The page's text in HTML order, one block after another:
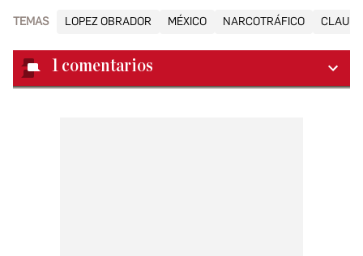
TEMAS LOPEZ OBRADOR MÉXICO NARCOTRÁFICO
1 comentarios